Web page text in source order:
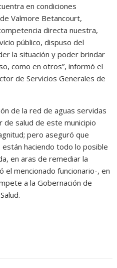
en condiciones
Valmore Betancourt,
directa nuestra,
público, dispuso del
la situación y poder brindar
como en otros”, informó el
de Servicios Generales de
de la red de aguas servidas
salud de este municipio
pero aseguró que
están haciendo todo lo posible
en aras de remediar la
el mencionado funcionario-, en
a la Gobernación de